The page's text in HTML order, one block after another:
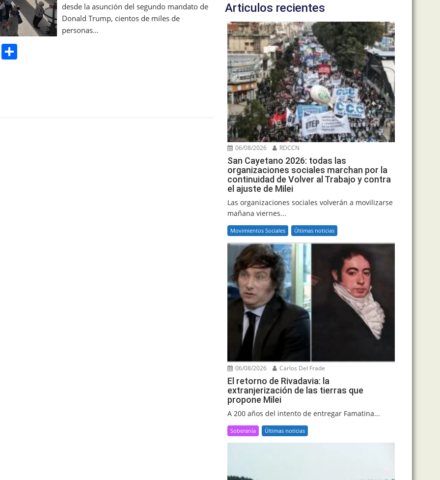
desde la asunción del segundo mandato de
Donald Trump, cientos de miles de
personas…
Pr
Articulos recientes
06/08/2026 RDCCN
San Cayetano 2026: todas las
organizaciones sociales marchan por la
continuidad de Volver al Trabajo y contra
el ajuste de Milei
Las organizaciones sociales volverán a movilizarse
mañana viernes...
Movimientos Sociales Últimas noticias
06/08/2026 Carlos Del Frade
El retorno de Rivadavia: la
extranjerización de las tierras que
propone Milei
A 200 años del intento de entregar Famatina...
Soberanía Últimas noticias